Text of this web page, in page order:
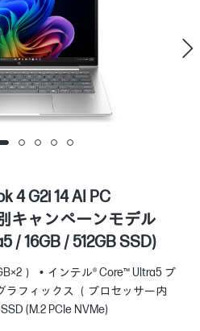
4 G2i 14 AI PC
キャンペーンモデル
/ 16GB / 512GB SSD)
）
インテル® Core™ Ultra5 プ
ラフィックス （プロセッサー内
(M.2 PCIe NVMe)